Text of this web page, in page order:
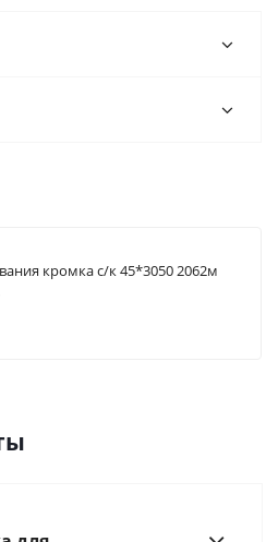
кромка с/к 45*3050 2062м